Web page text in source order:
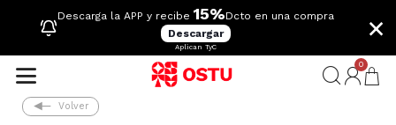
Descarga la APP y recibe 15%Dcto en una compra
Descargar
Aplican TyC
×
0
Volver